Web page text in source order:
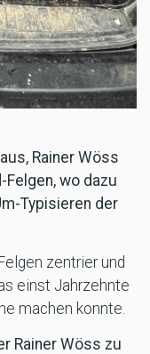
Rainer Wöss
wo dazu
Typisieren der
zentrier und
einst Jahrzehnte
machen konnte.
Rainer Wöss zu